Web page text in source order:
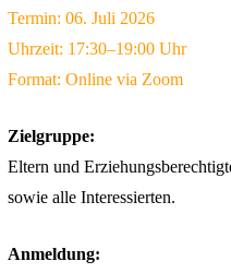
Termin: 06. Juli 2026
Uhrzeit: 17:30–19:00 Uhr
Format: Online via Zoom
Zielgruppe:
Eltern und
sowie alle Interessierten.
Anmeldung: